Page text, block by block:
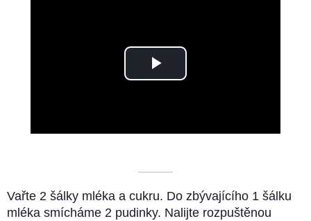
Play
––––––––––
Vařte 2 šálky mléka a cukru. Do zbývajícího 1 šálku
mléka smícháme 2 pudinky. Nalijte rozpuštěnou